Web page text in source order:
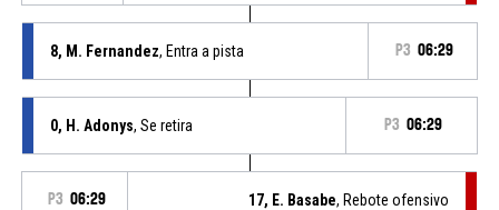
8, M. Fernandez, Entra a pista P3 06:29
0, H. Adonys, Se retira P3 06:29
P3 06:29 17, E. Basabe, Rebote ofensivo